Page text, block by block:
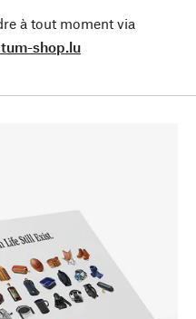
à tout moment via
shop.lu